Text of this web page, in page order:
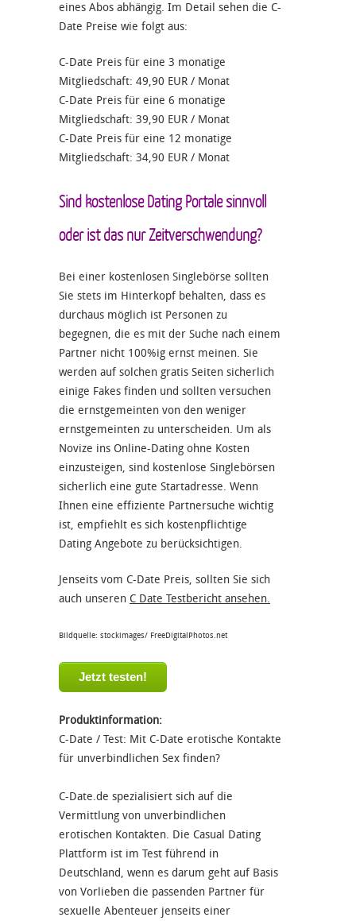
eines Abos abhängig. Im Detail sehen die C-
Date Preise wie folgt aus:
C-Date Preis für eine 3 monatige
Mitgliedschaft: 49,90 EUR / Monat
C-Date Preis für eine 6 monatige
Mitgliedschaft: 39,90 EUR / Monat
C-Date Preis für eine 12 monatige
Mitgliedschaft: 34,90 EUR / Monat
Sind kostenlose Dating Portale sinnvoll
oder ist das nur Zeitverschwendung?
Bei einer kostenlosen Singlebörse sollten
Sie stets im Hinterkopf behalten, dass es
durchaus möglich ist Personen zu
begegnen, die es mit der Suche nach einem
Partner nicht 100%ig ernst meinen. Sie
werden auf solchen gratis Seiten sicherlich
einige Fakes finden und sollten versuchen
die ernstgemeinten von den weniger
ernstgemeinten zu unterscheiden. Um als
Novize ins Online-Dating ohne Kosten
einzusteigen, sind kostenlose Singlebörsen
sicherlich eine gute Startadresse. Wenn
Ihnen eine effiziente Partnersuche wichtig
ist, empfiehlt es sich kostenpflichtige
Dating Angebote zu berücksichtigen.
Jenseits vom C-Date Preis, sollten Sie sich
auch unseren C Date Testbericht ansehen.
Bildquelle: stockimages/ FreeDigitalPhotos.net
Jetzt testen!
Produktinformation:
C-Date / Test: Mit C-Date erotische Kontakte
für unverbindlichen Sex finden?
C-Date.de spezialisiert sich auf die
Vermittlung von unverbindlichen
erotischen Kontakten. Die Casual Dating
Plattform ist im Test führend in
Deutschland, wenn es darum geht auf Basis
von Vorlieben die passenden Partner für
sexuelle Abenteuer jenseits einer